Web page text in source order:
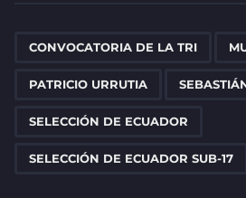
CONVOCATORIA DE LA TRI
PATRICIO URRUTIA
SELECCIÓN DE ECUADOR
SELECCIÓN DE ECUADOR SUB-17